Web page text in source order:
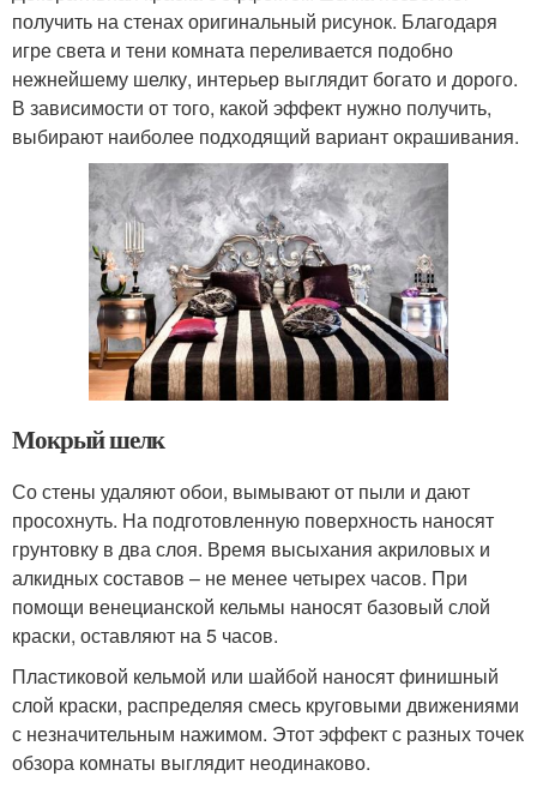
получить на стенах оригинальный рисунок. Благодаря
игре света и тени комната переливается подобно
нежнейшему шелку, интерьер выглядит богато и дорого.
В зависимости от того, какой эффект нужно получить,
выбирают наиболее подходящий вариант окрашивания.
Мокрый шелк
Со стены удаляют обои, вымывают от пыли и дают
просохнуть. На подготовленную поверхность наносят
грунтовку в два слоя. Время высыхания акриловых и
алкидных составов – не менее четырех часов. При
помощи венецианской кельмы наносят базовый слой
краски, оставляют на 5 часов.
Пластиковой кельмой или шайбой наносят финишный
слой краски, распределяя смесь круговыми движениями
с незначительным нажимом. Этот эффект с разных точек
обзора комнаты выглядит неодинаково.